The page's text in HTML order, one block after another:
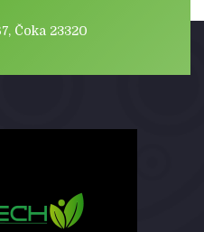
Čoka 23320